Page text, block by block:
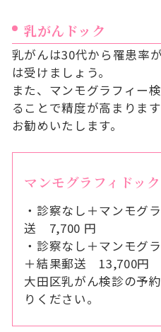
乳がんドック
乳がんは30代から罹患率
は受けましょう。
また、マンモグラフィー
ることで精度が高まりま
お勧めいたします。
マンモグラフィドッ
・診察なし＋マンモグ
送 7,700 円
・診察なし＋マンモグ
＋結果郵送 13,700円
大田区乳がん検診の予
りください。